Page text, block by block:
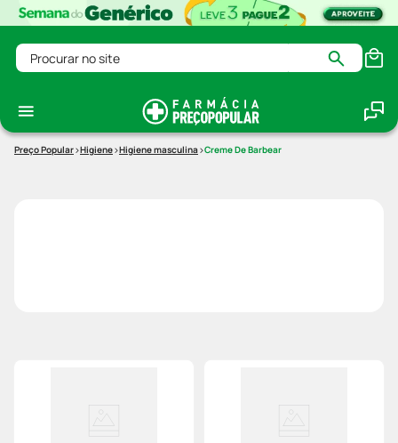
Procurar no site
Higiene Higiene masculina Creme De Barbear